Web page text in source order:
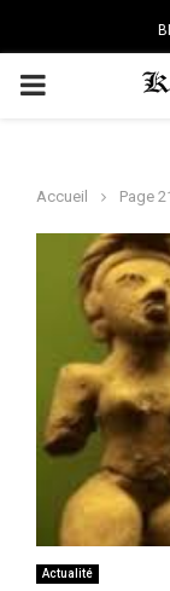
PRIMARY
Accueil Page
Actualité